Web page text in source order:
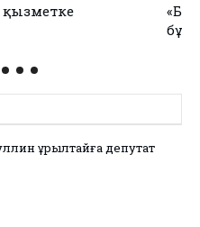
арқылы күніне 15 заң
Құрылтайға депутат